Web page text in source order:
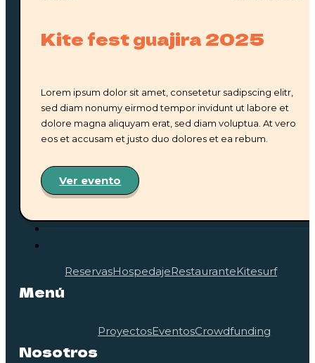
Kite fest guajira 2025
Lorem ipsum dolor sit amet, consetetur sadipscing elitr,
sed diam nonumy eirmod tempor invidunt ut labore et
dolore magna aliquyam erat, sed diam voluptua. At vero
eos et accusam et justo duo dolores et ea rebum.
Ver evento
Suscríbete
Menú
ReservasHospedajeRestauranteKitesurf
Nosotros
ProyectosEventosCrowdfunding